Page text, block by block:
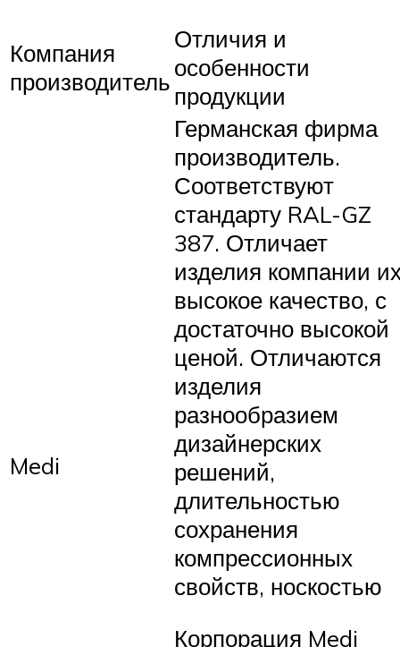
Компания
производитель
Отличия и
особенности
продукции
Medi
Германская фирма
производитель.
Соответствуют
стандарту RAL-GZ
387. Отличает
изделия компании
высокое качество, с
достаточно высокой
ценой. Отличаются
изделия
разнообразием
дизайнерских
решений,
длительностью
сохранения
компрессионных
свойств, носкостью
Корпорация Medi